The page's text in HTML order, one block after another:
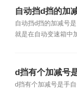
自动挡d挡的加
自动挡d挡的加减号
就是在自动变速箱中
d挡有个加减号
d挡有个加减号是手